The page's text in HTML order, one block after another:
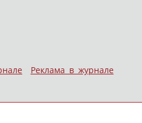
Реклама в журнале